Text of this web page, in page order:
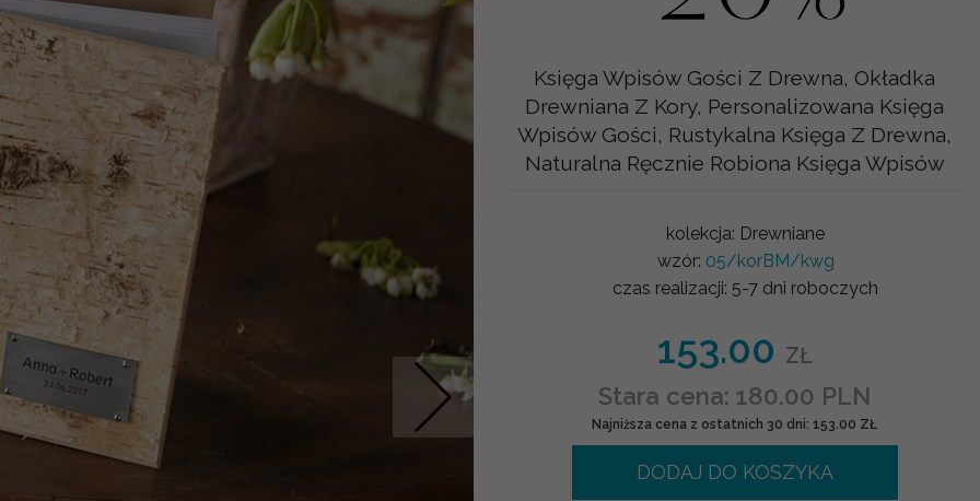
Nastepne
Księga Wpisów Gości Z Drewna, Okładka
Drewniana Z Kory, Personalizowana Księga
Wpisów Gości, Rustykalna Księga Z Drewna,
Naturalna Ręcznie Robiona Księga Wpisów
kolekcja: Drewniane
wzór: 05/korBM/kwg
czas realizacji: 5-7 dni roboczych
153.00 ZŁ
Stara cena: 180.00 PLN
Najniższa cena z ostatnich 30 dni: 153.00 ZŁ
DODAJ DO KOSZYKA